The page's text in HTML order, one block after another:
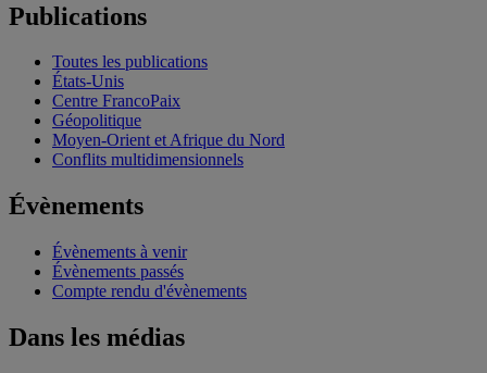
Publications
Toutes les publications
États-Unis
Centre FrancoPaix
Géopolitique
Moyen-Orient et Afrique du Nord
Conflits multidimensionnels
Évènements
Évènements à venir
Évènements passés
Compte rendu d'évènements
Dans les médias